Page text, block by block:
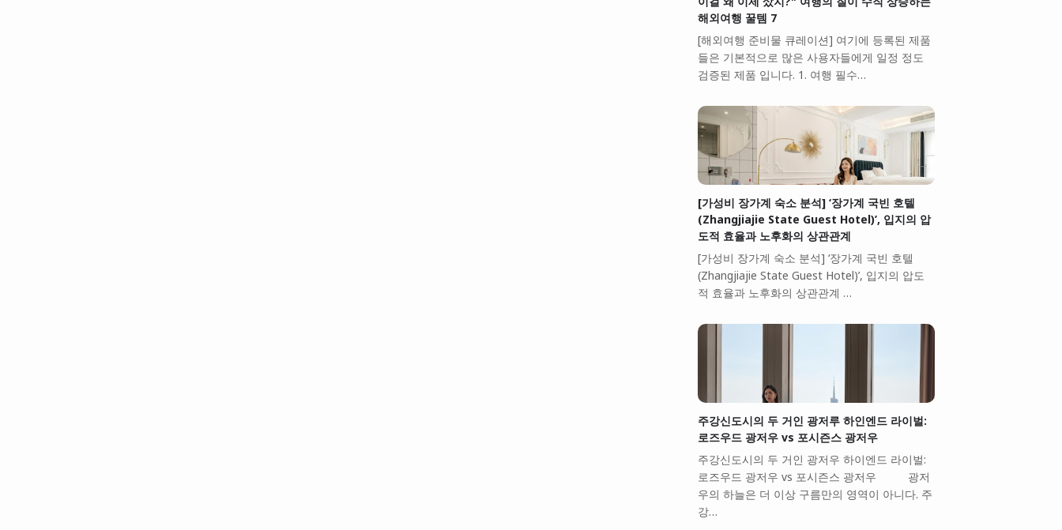
해외여행 꿀템 7
[해외여행 준비물 큐레이션] 여기에 등록된 제품
들은 기본적으로 많은 사용자들에게 일정 정도
검증된 제품 입니다. 1. 여행 필수…
[가성비 장가계 숙소 분석] ‘장가계 국빈 호텔
(Zhangjiajie State Guest Hotel)’, 입지의 압
도적 효율과 노후화의 상관관계
[가성비 장가계 숙소 분석] ‘장가계 국빈 호텔
(Zhangjiajie State Guest Hotel)’, 입지의 압도
적 효율과 노후화의 상관관계 …
주강신도시의 두 거인 광저루 하인엔드 라이벌:
로즈우드 광저우 vs 포시즌스 광저우
주강신도시의 두 거인 광저우 하이엔드 라이벌:
로즈우드 광저우 vs 포시즌스 광저우 광저
우의 하늘은 더 이상 구름만의 영역이 아니다. 주
강…